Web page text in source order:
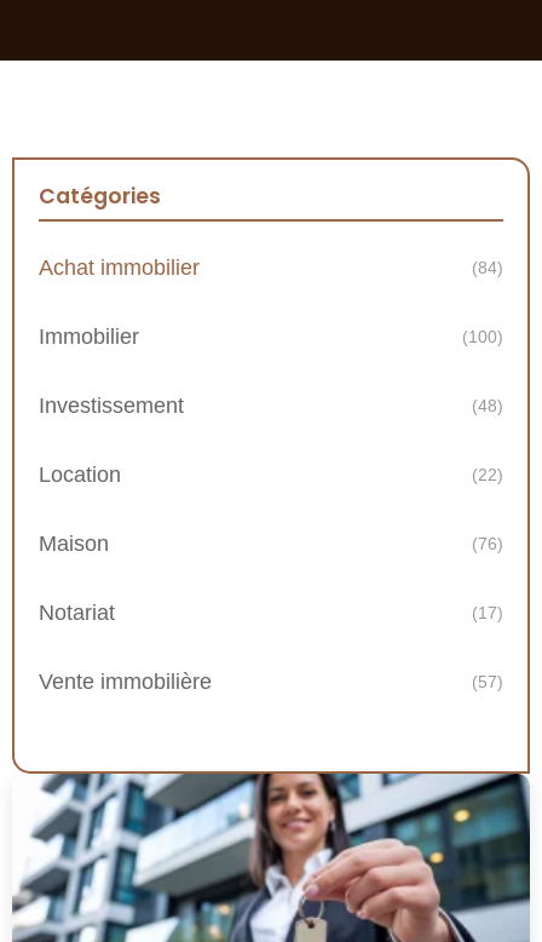
Catégories
Achat immobilier (84)
Immobilier (100)
Investissement (48)
Location (22)
Maison (76)
Notariat (17)
Vente immobilière (57)